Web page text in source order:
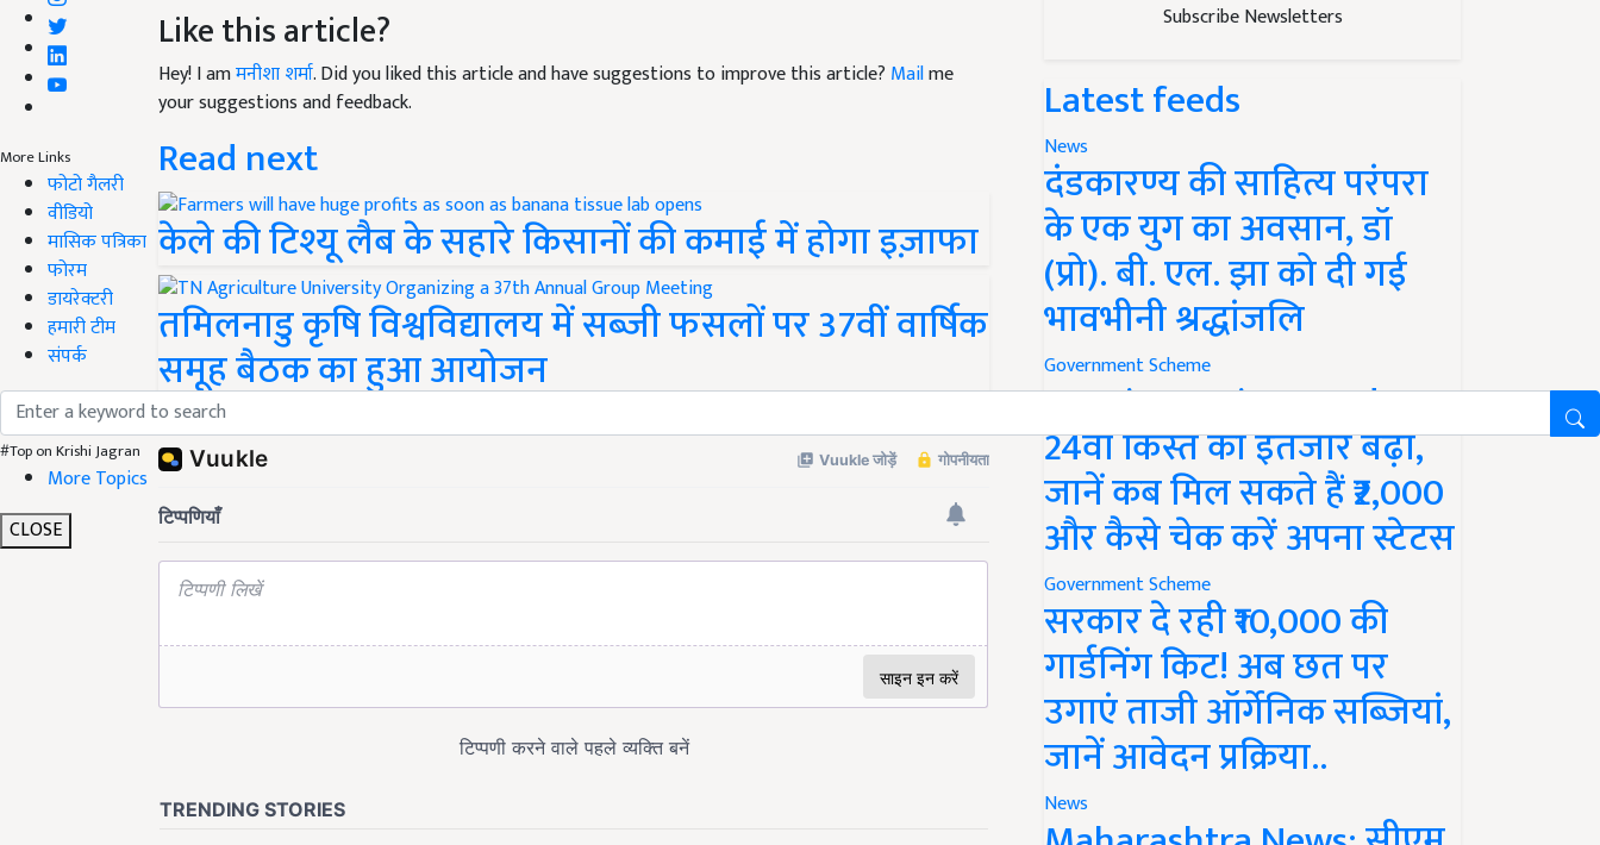
More Links
फोटो गैलरी
वीडियो
मासिक पत्रिका
फोरम
डायरेक्टरी
हमारी टीम
संपर्क
#Top on Krishi Jagran
More Topics
CLOSE
Like this article?
Hey! I amमनीशा शर्मा. Did you liked this article and have suggestions to improve this article? Mailme
your suggestions and feedback.
Read next
केले की टिश्यू लैब के सहारे किसानों की कमाई में होगा इज़ाफा
तमिलनाडु कृषि विश्वविद्यालय में सब्जी फसलों पर 37वीं वार्षिक
समूह बैठक का हुआ आयोजन
Share your comments
Subscribe Newsletters
Latest feeds
News
दंडकारण्य की साहित्य परंपरा
के एक युग का अवसान, डॉ
(प्रो). बी. एल. झा को दी गई
भावभीनी श्रद्धांजलि
Government Scheme
PM Kisan Yojana Update:
24वीं किस्त का इंतजार बढ़ा,
जानें कब मिल सकते हैं ₹2,000
और कैसे चेक करें अपना स्टेटस
Government Scheme
सरकार दे रही ₹10,000 की
गार्डनिंग किट! अब छत पर
उगाएं ताजी ऑर्गेनिक सब्जियां,
जानें आवेदन प्रक्रिया..
News